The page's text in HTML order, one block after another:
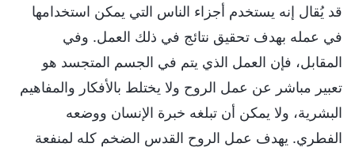
قد يُقال إنه يستخدم أجزاء الناس التي يمكن استخدامها
في عمله بهدف تحقيق نتائج في ذلك العمل. وفي
المقابل، فإن العمل الذي يتم في الجسم المتجسد هو
تعبير مباشر عن عمل الروح ولا يختلط بالأفكار والمفاهيم
البشرية، ولا يمكن أن تبلغه خبرة الإنسان ووضعه
الفطري. يهدف عمل الروح القدس الضخم كله لمنفعة